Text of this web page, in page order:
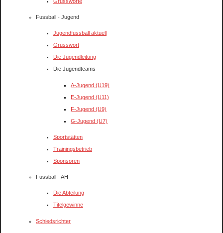
Fussball - Jugend
Jugendfussball aktuell
Grusswort
Die Jugendleitung
Die Jugendteams
A-Jugend (U19)
E-Jugend (U11)
F-Jugend (U9)
G-Jugend (U7)
Sportstätten
Trainingsbetrieb
Sponsoren
Fussball - AH
Die Abteilung
Titelgewinne
Schiedsrichter